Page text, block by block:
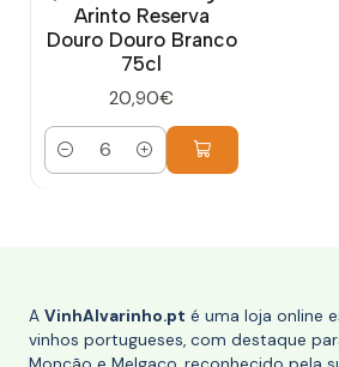
Arinto Reserva
Douro Douro Branco
75cl
20,90€
Quantidade
A VinhAlvarinho.pt é uma loja online
vinhos portugueses, com destaque